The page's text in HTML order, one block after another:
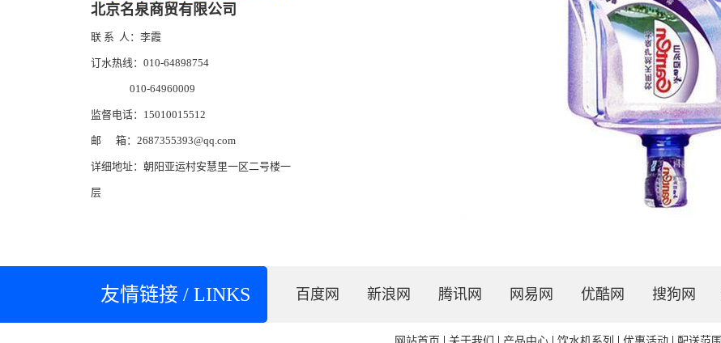
北京名泉商贸有限公司
联 系 人：李霞
订水热线：010-64898754
010-64960009
监督电话：15010015512
邮 箱：2687355393@qq.com
详细地址：朝阳亚运村安慧里一区二号楼一
层
友情链接 / LINKS 百度网 新浪网 腾讯网 网易网 优酷网 搜狗网